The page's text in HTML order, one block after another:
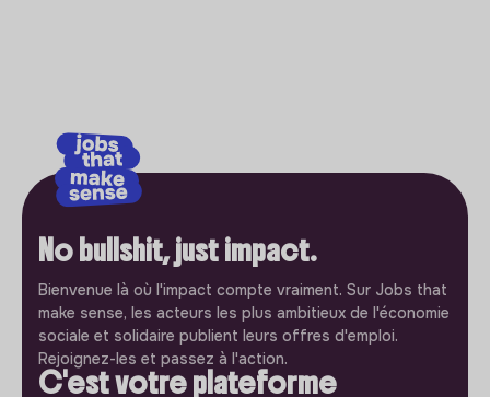
No bullshit, just impact.
Bienvenue là où l'impact compte vraiment. Sur Jobs that
make sense, les acteurs les plus ambitieux de l'économie
sociale et solidaire publient leurs offres d'emploi.
Rejoignez-les et passez à l'action.
C'est votre plateforme